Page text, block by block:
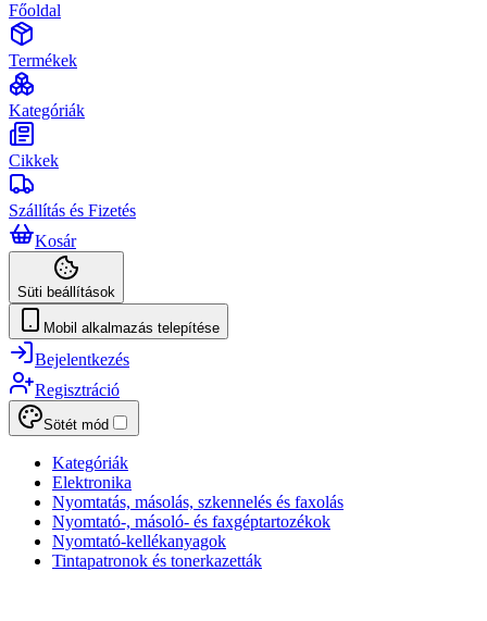
Főoldal
Termékek
Kategóriák
Cikkek
Szállítás és Fizetés
Kosár
Süti beállítások
Mobil alkalmazás telepítése
Bejelentkezés
Regisztráció
Sötét mód
Kategóriák
Elektronika
Nyomtatás, másolás, szkennelés és faxolás
Nyomtató-, másoló- és faxgéptartozékok
Nyomtató-kellékanyagok
Tintapatronok és tonerkazetták